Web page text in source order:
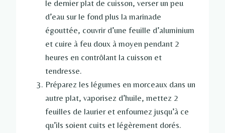
le dernier plat de cuisson, verser un peu
d’eau sur le fond plus la marinade
égouttée, couvrir d’une feuille d’aluminium
et cuire à feu doux à moyen pendant 2
heures en contrôlant la cuisson et
tendresse.
Préparez les légumes en morceaux dans un
autre plat, vaporisez d’huile, mettez 2
feuilles de laurier et enfournez jusqu’à ce
qu’ils soient cuits et légèrement dorés.